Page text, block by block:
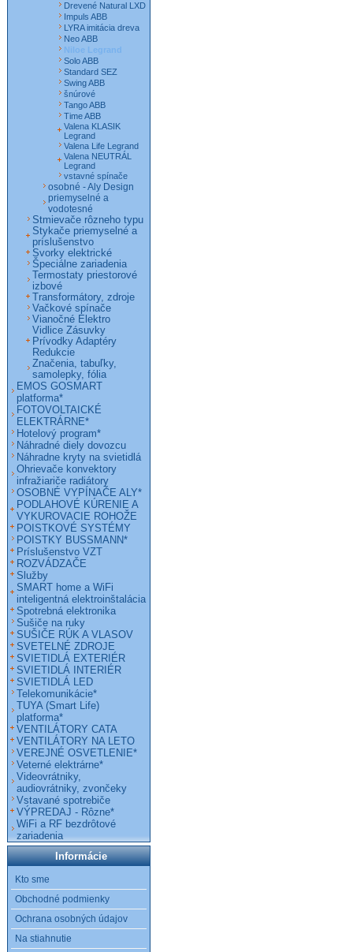
Drevené Natural LXD
Impuls ABB
LYRA imitácia dreva
Neo ABB
Niloe Legrand
Solo ABB
Standard SEZ
Swing ABB
šnúrové
Tango ABB
Time ABB
Valena KLASIK
Legrand
Valena Life Legrand
Valena NEUTRÁL
Legrand
vstavné spínače
osobné - Aly Design
priemyselné a
vodotesné
Stmievače rôzneho typu
Stykače priemyselné a
príslušenstvo
Svorky elektrické
Špeciálne zariadenia
Termostaty priestorové
izbové
Transformátory, zdroje
Vačkové spínače
Vianočné Elektro
Vidlice Zásuvky
Prívodky Adaptéry
Redukcie
Značenia, tabuľky,
samolepky, fólia
EMOS GOSMART
platforma*
FOTOVOLTAICKÉ
ELEKTRÁRNE*
Hotelový program*
Náhradné diely dovozcu
Náhradne kryty na svietidlá
Ohrievače konvektory
infražiariče radiátory
OSOBNÉ VYPÍNAČE ALY*
PODLAHOVÉ KÚRENIE A
VYKUROVACIE ROHOŽE
POISTKOVÉ SYSTÉMY
POISTKY BUSSMANN*
Príslušenstvo VZT
ROZVÁDZAČE
Služby
SMART home a WiFi
inteligentná elektroinštalácia
Spotrebná elektronika
Sušiče na ruky
SUŠIČE RÚK A VLASOV
SVETELNÉ ZDROJE
SVIETIDLÁ EXTERIÉR
SVIETIDLÁ INTERIÉR
SVIETIDLÁ LED
Telekomunikácie*
TUYA (Smart Life)
platforma*
VENTILÁTORY CATA
VENTILÁTORY NA LETO
VEREJNÉ OSVETLENIE*
Veterné elektrárne*
Videovrátniky,
audiovrátniky, zvončeky
Vstavané spotrebiče
VÝPREDAJ - Rôzne*
WiFi a RF bezdrôtové
zariadenia
Informácie
Kto sme
Obchodné podmienky
Ochrana osobných údajov
Na stiahnutie